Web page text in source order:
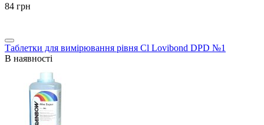
‍84‍ грн
Таблетки для вимірювання рівня Cl Lovibond DPD №1
В наявності